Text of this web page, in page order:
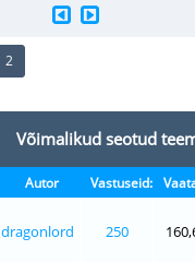
2
Võimalikud seotud
Autor Vastuseid:
dragonlord 250